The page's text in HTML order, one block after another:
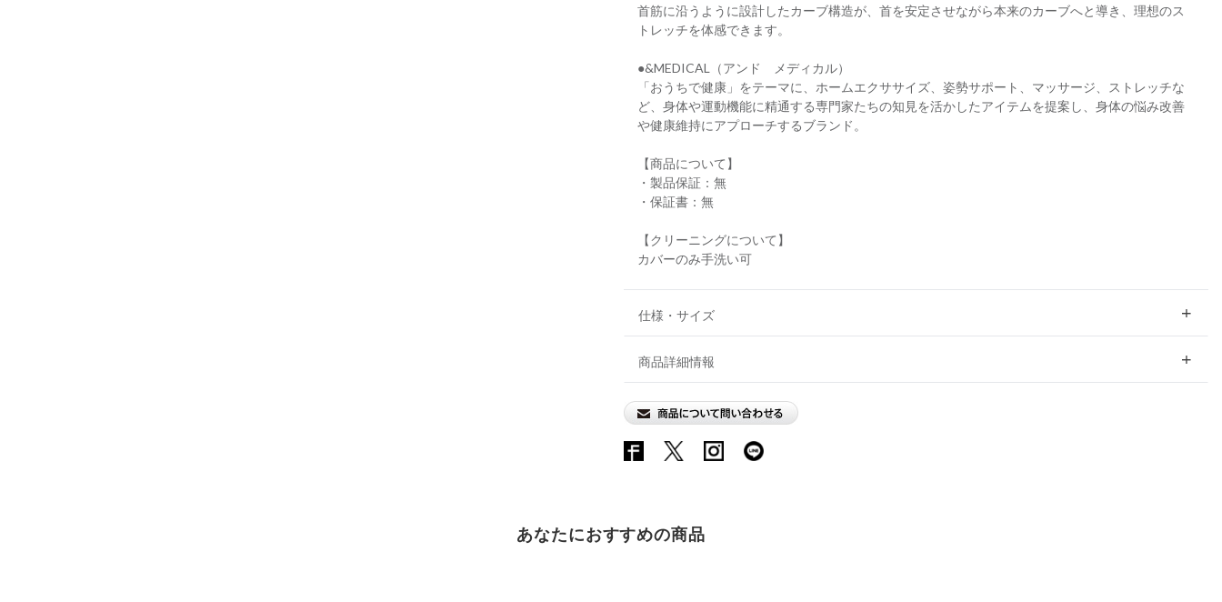
首筋に沿うように設計したカーブ構造が、首を安定させながら本来のカーブへと導き、理想のス
トレッチを体感できます。
●&MEDICAL（アンド メディカル）
「おうちで健康」をテーマに、ホームエクササイズ、姿勢サポート、マッサージ、ストレッチな
ど、身体や運動機能に精通する専門家たちの知見を活かしたアイテムを提案し、身体の悩み改善
や健康維持にアプローチするブランド。
【商品について】
・製品保証：無
・保証書：無
【クリーニングについて】
カバーのみ手洗い可
仕様・サイズ
商品詳細情報
あなたにおすすめの商品